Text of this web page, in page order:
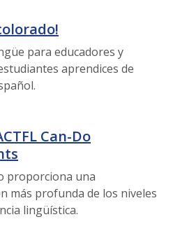
para educadores y
aprendices de
Can-Do
proporciona una
más profunda de los niveles
lingüística.